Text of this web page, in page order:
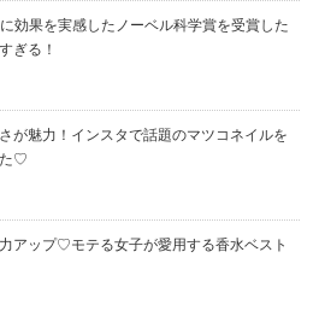
効果を実感したノーベル科学賞を受賞した
ぎる！
が魅力！インスタで話題のマツコネイルを
た♡
アップ♡モテる女子が愛用する香水ベスト